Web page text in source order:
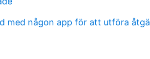
med någon app för att utföra